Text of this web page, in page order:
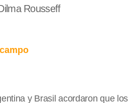
Rousseff
y Brasil acordaron que los